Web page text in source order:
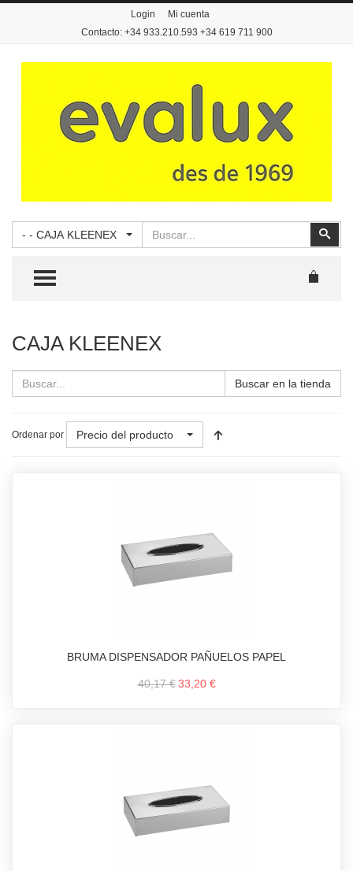
Login
Mi cuenta
Contacto: +34 933.210.593 +34 619 711 900
- - CAJA KLEENEX
TOGGLE MENU
CAJA KLEENEX
Buscar en la tienda
Ordenar por Precio del producto
BRUMA DISPENSADOR PAÑUELOS PAPEL
40,17 € 33,20 €